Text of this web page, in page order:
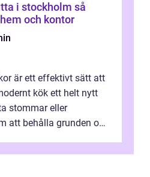
i stockholm så
och kontor
är ett effektivt sätt att
kök ett helt nytt
stommar eller
att behålla grunden och